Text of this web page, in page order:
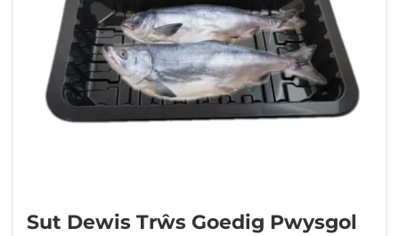
Sut Dewis Trŵs Goedig Pwysgol